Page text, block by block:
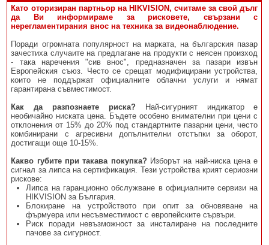
Като оторизиран партньор на HIKVISION, считаме за свой дълг
да Ви информираме за рисковете, свързани с
нерегламентирания внос на техника за видеонаблюдение.
Поради огромната популярност на марката, на българския пазар
зачестиха случаите на предлагане на продукти с неясен произход
- така наречения "сив внос", предназначен за пазари извън
Европейския съюз. Често се срещат модифицирани устройства,
които не поддържат официалните облачни услуги и нямат
гарантирана съвместимост.
Как да разпознаете риска?Най-сигурният индикатор е
необичайно ниската цена. Бъдете особено внимателни при цени с
отклонения от 15% до 20% под стандартните пазарни цени, често
комбинирани с агресивни допълнителни отстъпки за оборот,
достигащи още 10-15%.
Какво губите при такава покупка?Изборът на най-ниска цена е
сигнал за липса на сертификация. Тези устройства крият сериозни
рискове:
Липса на гаранционно обслужване в официалните сервизи на
HIKVISION за България.
Блокиране на устройството при опит за обновяване на
фърмуера или несъвместимост с европейските сървъри.
Риск поради невъзможност за инсталиране на последните
пачове за сигурност.